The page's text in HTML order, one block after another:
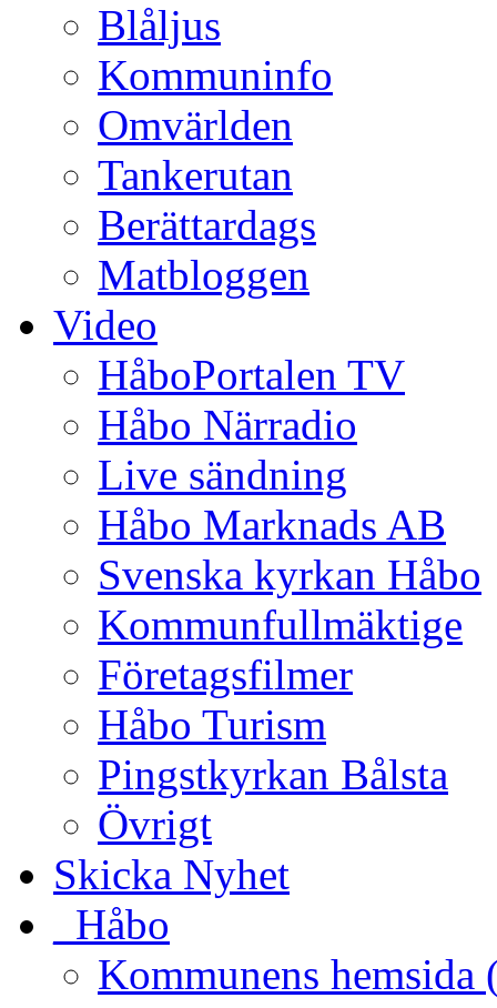
Blåljus
Kommuninfo
Omvärlden
Tankerutan
Berättardags
Matbloggen
Video
HåboPortalen TV
Håbo Närradio
Live sändning
Håbo Marknads AB
Svenska kyrkan Håbo
Kommunfullmäktige
Företagsfilmer
Håbo Turism
Pingstkyrkan Bålsta
Övrigt
Skicka Nyhet
_Håbo
Kommunens hemsida